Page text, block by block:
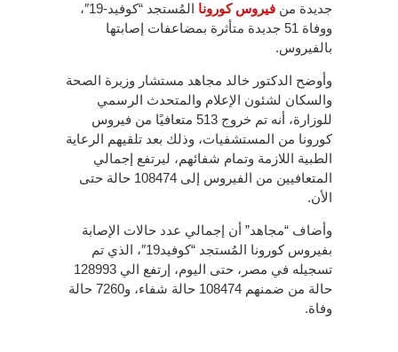
جديدة من فيروس كورونا
المُستجد “كوفيد-19″،
ووفاة 51 جديدة متأثرة بمضاعفات إصابتها
بالفيروس.
وأوضح الدكتور خالد مجاهد مستشار وزيرة الصحة
والسكان لشئون الإعلام والمتحدث الرسمي
للوزارة، أنه تم خروج 513 متعافيًا من فيروس
كورونا من المستشفيات، وذلك بعد تلقيهم الرعاية
الطبية اللازمة وتمام شفائهم، ليرتفع إجمالي
المتعافيين من الفيروس إلى 108474 حالة حتى
الأن.
وأضاف “مجاهد” أن إجمالي عدد حالات الإصابة
بفيروس كورونا المُستجد “كوفيد19″، الذي تم
تسجيله في مصر، حتى اليوم، إرتفع الي 128993
حالة من ضمنهم 108474 حالة شفاء، و7260 حالة
وفاة.